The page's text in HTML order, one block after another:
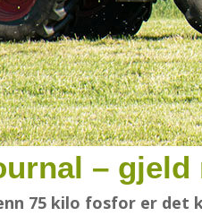
– gjeld
75 kilo fosfor er